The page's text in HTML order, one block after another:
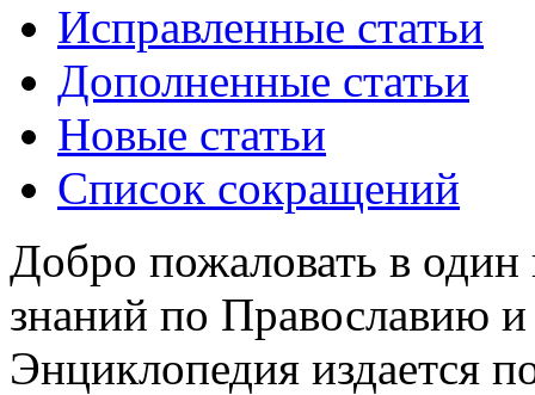
Исправленные статьи
Дополненные статьи
Новые статьи
Список сокращений
Добро пожаловать в
знаний по Православию
Энциклопедия издается